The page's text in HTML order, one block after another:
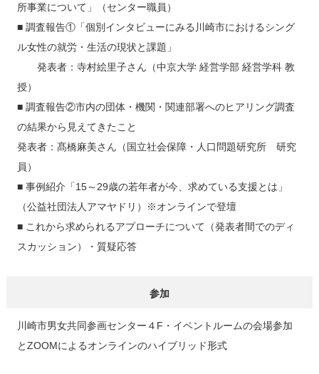
所事業について」（センター職員）
■ 調査報告①「個別インタビューにみる川崎市におけるシング
ル女性の就労・生活の現状と課題」
発表者：寺村絵里子さん（中京大学 経営学部 経営学科 教
授）
■ 調査報告②市内の団体・機関・関連部署へのヒアリング調査
の結果から見えてきたこと
発表者：髙橋麻美さん（国立社会保障・人口問題研究所 研究
員）
■ 事例紹介「15～29歳の若年者が今、求めている支援とは」
（公益社団法人アマヤドリ）※オンラインで登壇
■ これから求められるアプローチについて（発表者間でのディ
スカッション）・質疑応答
参加
川崎市男女共同参画センター４F・イベントルームの会場参加
とZOOMによるオンラインのハイブリッド形式